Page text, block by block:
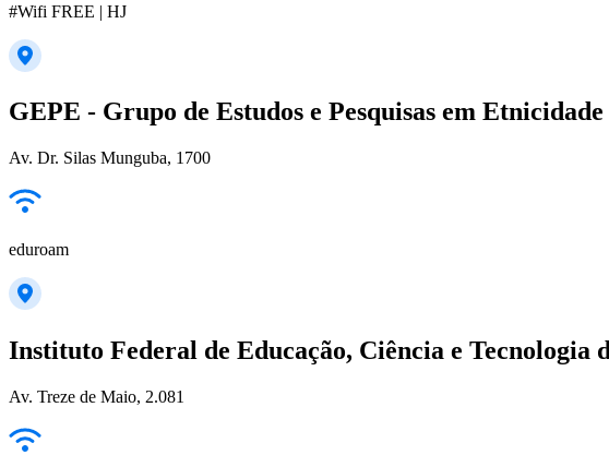
#Wifi FREE | HJ
GEPE - Grupo de Estudos e Pesquisas em Etnicidade
Av. Dr. Silas Munguba, 1700
eduroam
Instituto Federal de Educação, Ciência e Tecnologia
Av. Treze de Maio, 2.081